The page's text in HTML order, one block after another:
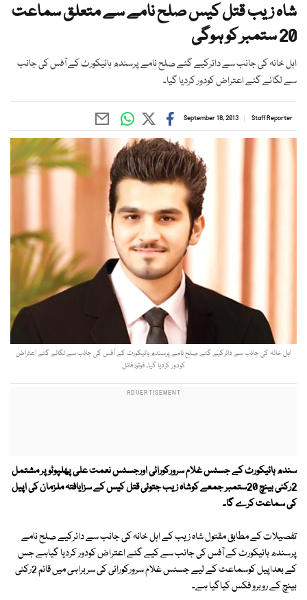
شاہ زیب قتل کیس صلح نامے سے متعلق سماعت
20 ستمبر کو ہوگی
اہل خانہ کی جانب سے دائرکیے گئے صلح نامے پرسندھ ہائیکورٹ کے آفس کی جانب
سے لگائے گئے اعتراض کودور کردیا گیا۔
Staff Reporter
September 18, 2013
اہل خانہ کی جانب سے دائرکیے گئے صلح نامے پرسندھ ہائیکورٹ کے آفس کی جانب سے لگائے گئے اعتراض
کودور کردیا گیا۔ فوٹو: فائل
سندھ ہائیکورٹ کے جسٹس غلام سرورکورائی اورجسٹس نعمت علی پھلپوٹوپر مشتمل
2رکنی بینچ 20ستمبر جمعے کوشاہ زیب جتوئی قتل کیس کے سزایافتہ ملزمان کی اپیل
کی سماعت کرے گا۔
تفصیلات کے مطابق مقتول شاہ زیب کے اہل خانہ کی جانب سے دائرکیے صلح نامے
پرسندھ ہائیکورٹ کے آفس کی جانب سے کیے گئے اعتراض کودور کردیا گیاہے جس
کے بعداپیل کوسماعت کے لیے جسٹس غلام سرورکورائی کی سربراہی میں قائم 2رکنی
بینچ کے روبرو فکس کیاگیا ہے۔